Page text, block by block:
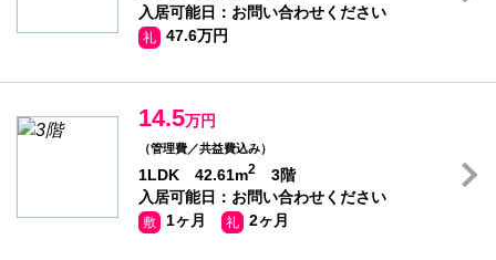
入居可能日：お問い合わせください
礼 47.6万円
14.5万円
（管理費／共益費込み）
1LDK 42.61m2
3階
入居可能日：お問い合わせください
敷 1ヶ月 礼 2ヶ月